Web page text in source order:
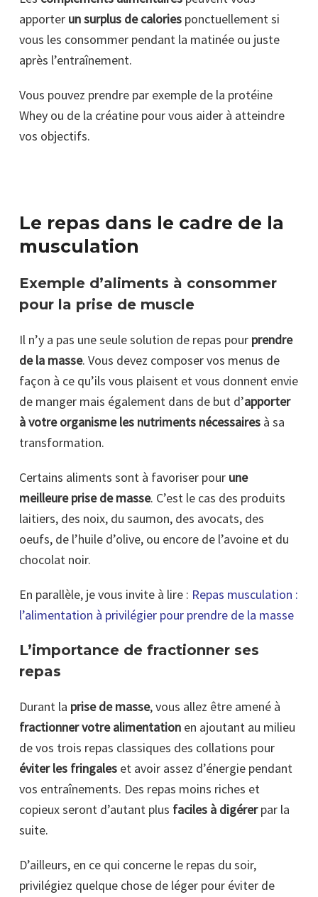
apporter un surplus de calories ponctuellement si
vous les consommer pendant la matinée ou juste
après l’entraînement.
Vous pouvez prendre par exemple de la protéine
Whey ou de la créatine pour vous aider à atteindre
vos objectifs.
Le repas dans le cadre de la
musculation
Exemple d’aliments à consommer
pour la prise de muscle
Il n’y a pas une seule solution de repas pour prendre
de la masse. Vous devez composer vos menus de
façon à ce qu’ils vous plaisent et vous donnent envie
de manger mais également dans de but d’apporter
à votre organisme les nutriments nécessaires à sa
transformation.
Certains aliments sont à favoriser pour une
meilleure prise de masse. C’est le cas des produits
laitiers, des noix, du saumon, des avocats, des
oeufs, de l’huile d’olive, ou encore de l’avoine et du
chocolat noir.
En parallèle, je vous invite à lire : Repas musculation :
l’alimentation à privilégier pour prendre de la masse
L’importance de fractionner ses
repas
Durant la prise de masse, vous allez être amené à
fractionner votre alimentation en ajoutant au milieu
de vos trois repas classiques des collations pour
éviter les fringales et avoir assez d’énergie pendant
vos entraînements. Des repas moins riches et
copieux seront d’autant plus faciles à digérerpar la
suite.
D’ailleurs, en ce qui concerne le repas du soir,
privilégiez quelque chose de léger pour éviter de